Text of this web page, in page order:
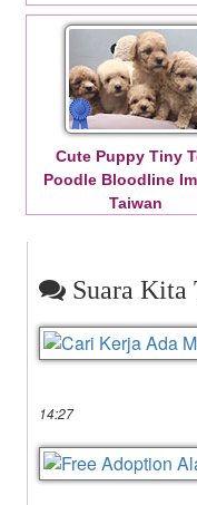
Cute Puppy Tiny
Poodle Bloodline
Taiwan
Suara Kita
14:27